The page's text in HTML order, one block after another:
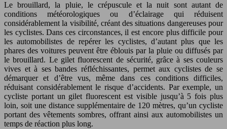
Le brouillard, la pluie, le crépuscule et la nuit sont autant de
conditions météorologiques ou d’éclairage qui réduisent
considérablement la visibilité, créant des situations dangereuses pour
les cyclistes. Dans ces circonstances, il est encore plus difficile pour
les automobilistes de repérer les cyclistes, d’autant plus que les
phares des voitures peuvent être éblouis par la pluie ou diffusés par
le brouillard. Le gilet fluorescent de sécurité, grâce à ses couleurs
vives et à ses bandes réfléchissantes, permet aux cyclistes de se
démarquer et d’être vus, même dans ces conditions difficiles,
réduisant considérablement le risque d’accidents. Par exemple, un
cycliste portant un gilet fluorescent est visible jusqu’à 5 fois plus
loin, soit une distance supplémentaire de 120 mètres, qu’un cycliste
portant des vêtements sombres, offrant ainsi aux automobilistes un
temps de réaction plus long.